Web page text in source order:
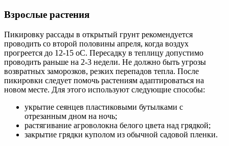
Взрослые растения
Пикировку рассады в открытый грунт рекомендуется
проводить со второй половины апреля, когда воздух
прогреется до 12-15 oC. Пересадку в теплицу допустимо
проводить раньше на 2-3 недели. Не должно быть угрозы
возвратных заморозков, резких перепадов тепла. После
пикировки следует помочь растениям адаптироваться на
новом месте. Для этого используют следующие способы:
укрытие сеянцев пластиковыми бутылками с
отрезанным дном на ночь;
растягивание агроволокна белого цвета над грядкой;
закрытие грядки куполом из обычной садовой пленки.